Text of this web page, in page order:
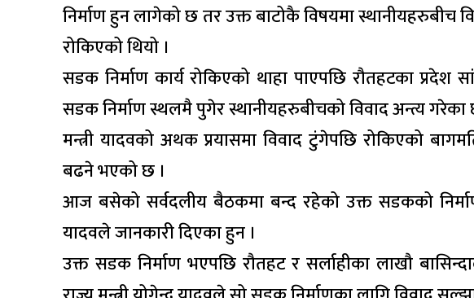
निर्माण हुन लागेको छ तर उक्त बाटोकै विषयमा स्थानीयहरुबीच
रोकिएको थियो ।
सडक निर्माण कार्य रोकिएको थाहा पाएपछि रौतहटका प्रदेश
सडक निर्माण स्थलमै पुगेर स्थानीयहरुबीचको विवाद अन्त्य गरेका
मन्त्री यादवको अथक प्रयासमा विवाद टुंगेपछि रोकिएको
बढने भएको छ ।
आज बसेको सर्वदलीय बैठकमा बन्द रहेको उक्त सडकको
यादवले जानकारी दिएका हुन ।
उक्त सडक निर्माण भएपछि रौतहट र सर्लाहीका लाखौ